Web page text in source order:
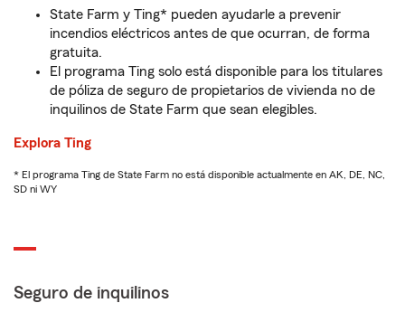
State Farm y Ting* pueden ayudarle a prevenir
incendios eléctricos antes de que ocurran, de forma
gratuita.
El programa Ting solo está disponible para los titulares
de póliza de seguro de propietarios de vivienda no de
inquilinos de State Farm que sean elegibles.
Explora Ting
* El programa Ting de State Farm no está disponible actualmente en AK, DE, NC,
SD ni WY
Seguro de inquilinos